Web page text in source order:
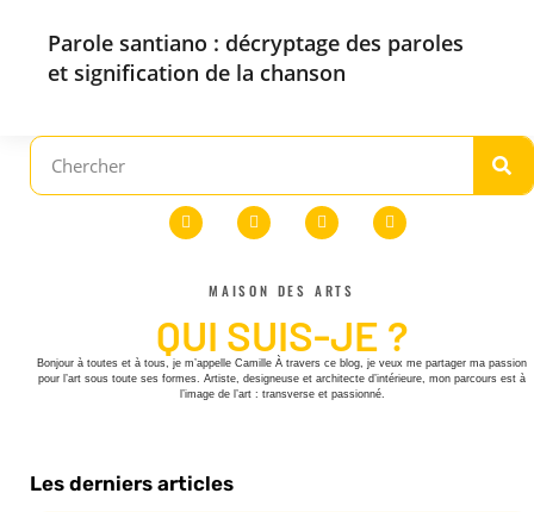
Parole santiano : décryptage des paroles
et signification de la chanson
MAISON DES ARTS
QUI SUIS-JE ?
Bonjour à toutes et à tous, je m’appelle Camille À travers ce blog, je veux me partager ma passion
pour l’art sous toute ses formes. Artiste, designeuse et architecte d’intérieure, mon parcours est à
l’image de l’art : transverse et passionné.
Les derniers articles